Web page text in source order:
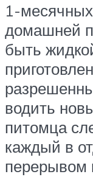
1-
домашней
быть
водить
питомца
каждый в
перерывом